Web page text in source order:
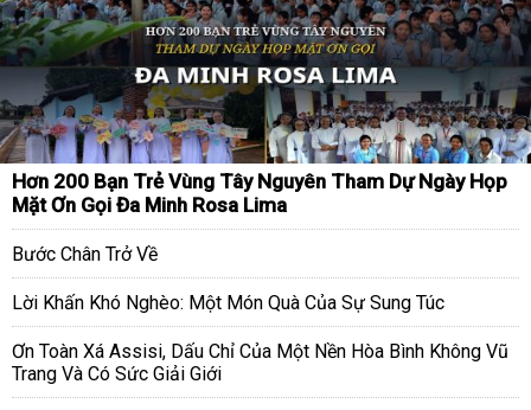
Hơn 200 Bạn Trẻ Vùng Tây Nguyên Tham Dự Ngày Họp
Mặt Ơn Gọi Đa Minh Rosa Lima
Bước Chân Trở Về
Lời Khấn Khó Nghèo: Một Món Quà Của Sự Sung Túc
Ơn Toàn Xá Assisi, Dấu Chỉ Của Một Nền Hòa Bình Không Vũ
Trang Và Có Sức Giải Giới